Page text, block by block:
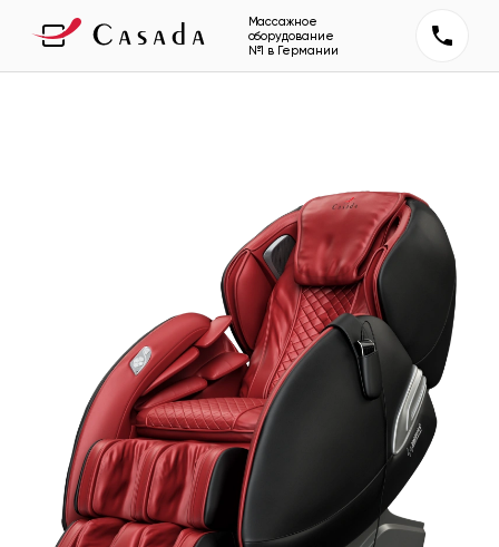
Массажное
оборудование
№1 в Германии